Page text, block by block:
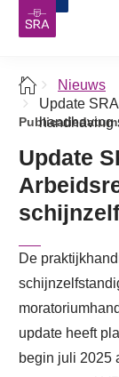
Nieuws
Update
handhaving
Update
De
update heeft
begin juli 2025